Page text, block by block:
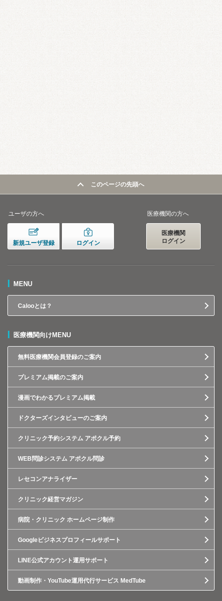
このページの先頭へ
ユーザの方へ
新規ユーザ登録 ログイン
医療機関の方へ
医療機関
ログイン
MENU
Calooとは？
医療機関向けMENU
無料医療機関会員登録のご案内
プレミアム掲載のご案内
漫画でわかるプレミアム掲載
ドクターズインタビューのご案内
クリニック予約システム アポクル予約
WEB問診システム アポクル問診
レセコンアナライザー
クリニック経営マガジン
病院・クリニック ホームページ制作
Googleビジネスプロフィールサポート
LINE公式アカウント運用サポート
動画制作・YouTube運用代行サービス MedTube